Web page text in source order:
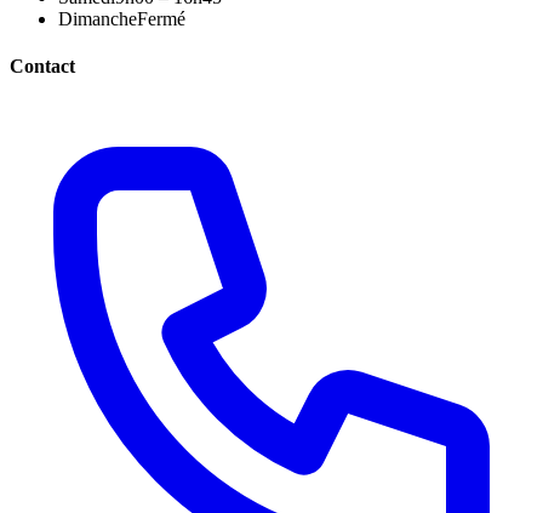
DimancheFermé
Contact